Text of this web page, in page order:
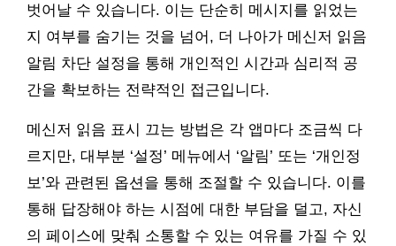
벗어날 수 있습니다. 이는 단순히 메시지를 읽었는
지 여부를 숨기는 것을 넘어, 더 나아가 메신저 읽음
알림 차단 설정을 통해 개인적인 시간과 심리적 공
간을 확보하는 전략적인 접근입니다.
메신저 읽음 표시 끄는 방법은 각 앱마다 조금씩 다
르지만, 대부분 ‘설정’ 메뉴에서 ‘알림’ 또는 ‘개인정
보’와 관련된 옵션을 통해 조절할 수 있습니다. 이를
통해 답장해야 하는 시점에 대한 부담을 덜고, 자신
의 페이스에 맞춰 소통할 수 있는 여유를 가질 수 있